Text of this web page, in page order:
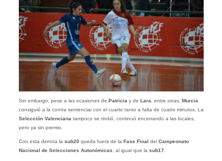
Sin embargo, pese a las ocasiones de Patricia y de Lara , entre otras, Murcia
consiguió a la contra sentenciar con el cuarto tanto a falta de cuatro minutos. La
Selección Valenciana tampoco se rindió, continuó encerrando a las locales,
pero ya sin premio.
Con esta derrota la sub20 queda fuera de la Fase Final del Campeonato
Nacional de Selecciones Autonómicas , al igual que la sub17